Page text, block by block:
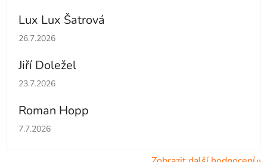
Lux Lux Šatrová
Hodnocení obchodu je 5 z 5 hvězdiček.
26.7.2026
Jiří Doležel
Hodnocení obchodu je 5 z 5 hvězdiček.
23.7.2026
Roman Hopp
Hodnocení obchodu je 5 z 5 hvězdiček.
7.7.2026